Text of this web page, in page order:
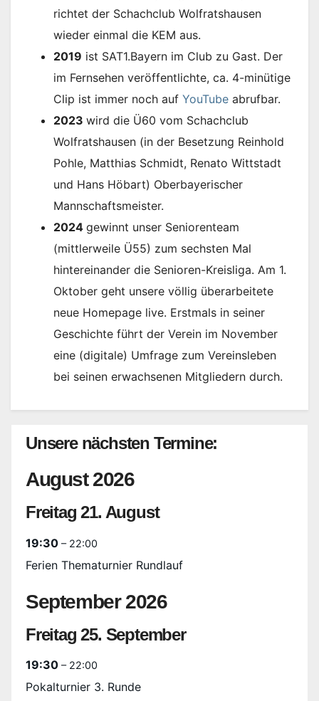
richtet der Schachclub Wolfratshausen
wieder einmal die KEM aus.
2019 ist SAT1.Bayern im Club zu Gast. Der
im Fernsehen veröffentlichte, ca. 4-minütige
Clip ist immer noch auf YouTube abrufbar.
2023 wird die Ü60 vom Schachclub
Wolfratshausen (in der Besetzung Reinhold
Pohle, Matthias Schmidt, Renato Wittstadt
und Hans Höbart) Oberbayerischer
Mannschaftsmeister.
2024 gewinnt unser Seniorenteam
(mittlerweile Ü55) zum sechsten Mal
hintereinander die Senioren-Kreisliga. Am 1.
Oktober geht unsere völlig überarbeitete
neue Homepage live. Erstmals in seiner
Geschichte führt der Verein im November
eine (digitale) Umfrage zum Vereinsleben
bei seinen erwachsenen Mitgliedern durch.
Unsere nächsten Termine:
August 2026
Freitag 21. August
19:30 – 22:00
Ferien Thematurnier Rundlauf
September 2026
Freitag 25. September
19:30 – 22:00
Pokalturnier 3. Runde